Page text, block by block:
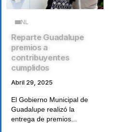
NL
Reparte Guadalupe
premios a
contribuyentes
cumplidos
Abril 29, 2025
El Gobierno Municipal de
Guadalupe realizó la
entrega de premios...